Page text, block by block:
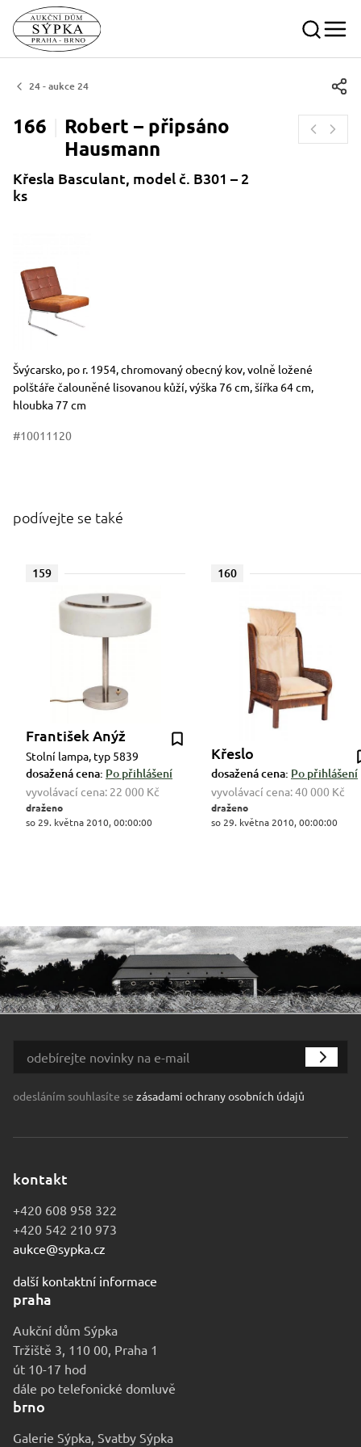
24 - aukce 24
166
Robert – připsáno
Hausmann
Křesla Basculant, model č. B301 – 2
ks
Rozměry
Stručný popis předmětu
Švýcarsko, po r. 1954, chromovaný obecný kov, volně ložené
polštáře čalouněné lisovanou kůží, výška 76 cm, šířka 64 cm,
hloubka 77 cm
#10011120
podívejte se také
159
František Anýž
Stolní lampa, typ 5839
dosažená cena: Po přihlášení
vyvolávací cena: 22 000 Kč
draženo
so 29. května 2010, 00:00:00
160
Křeslo
dosažená cena: Po přihlášení
vyvolávací cena:40 000 Kč
draženo
so 29. května 2010, 00:00:00
odesláním souhlasíte se zásadami ochrany osobních údajů
kontakt
+420 608 958 322
+420 542 210 973
aukce@sypka.cz
další kontaktní informace
praha
Aukční dům Sýpka
Tržiště 3, 110 00, Praha 1
út 10-17 hod
dále po telefonické domluvě
brno
Galerie Sýpka, Svatby Sýpka